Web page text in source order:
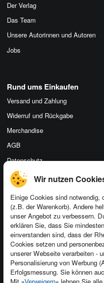
Wir nutzen
Einige Cookies sind notwendig,
(z.B. der Warenkorb). Andere
unser Angebot zu verbessern.
erklären Sie, dass Sie
einverstanden sind, dass der
Cookies setzen und
unserer Webseite verarbeiten -
Personalisierung von Werbung
Erfolgsmessung. Sie können
Der Verlag
Das Team
Unsere Autorinnen und Autoren
Jobs
Kontakt
Newsletter
Für Unternehmen
Presseservice
Dozentenservice
Rund ums Einkaufen
Versand und Zahlung
Widerruf und Rückgabe
Merchandise
AGB
Datenschutz